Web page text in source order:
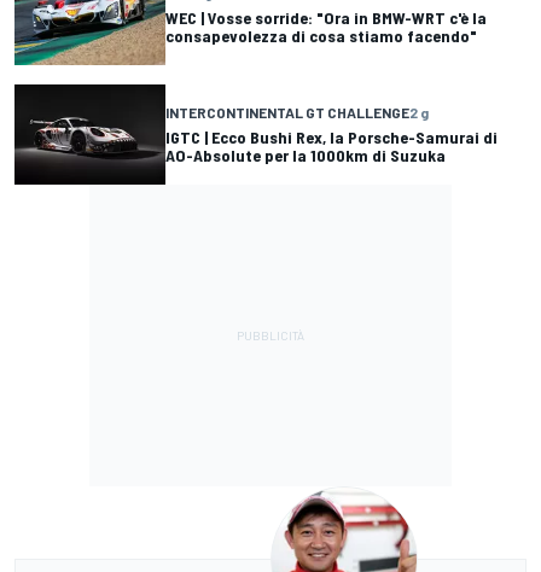
WEC | Vosse sorride: "Ora in BMW-WRT c'è la
consapevolezza di cosa stiamo facendo"
INTERCONTINENTAL GT CHALLENGE2 g
IGTC | Ecco Bushi Rex, la Porsche-Samurai di
AO-Absolute per la 1000km di Suzuka